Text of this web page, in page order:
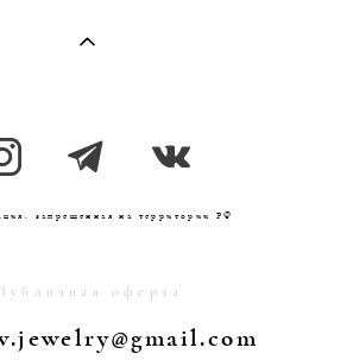
запрещенная на территории РФ
оферта